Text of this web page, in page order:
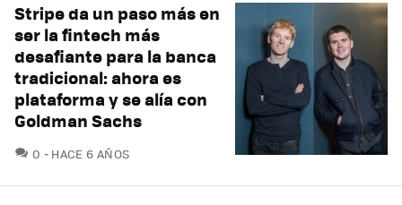
Stripe da un paso más en
ser la fintech más
desafiante para la banca
tradicional: ahora es
plataforma y se alía con
Goldman Sachs
0 COMENTARIOS
HACE 6 AÑOS